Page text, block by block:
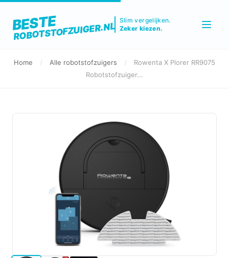
BESTE
ROBOTSTOFZUIGER.NL
Slim vergelijken.
Zeker kiezen.
Home / Alle robotstofzuigers /
Rowenta X Plorer RR9075
Robotstofzuiger...